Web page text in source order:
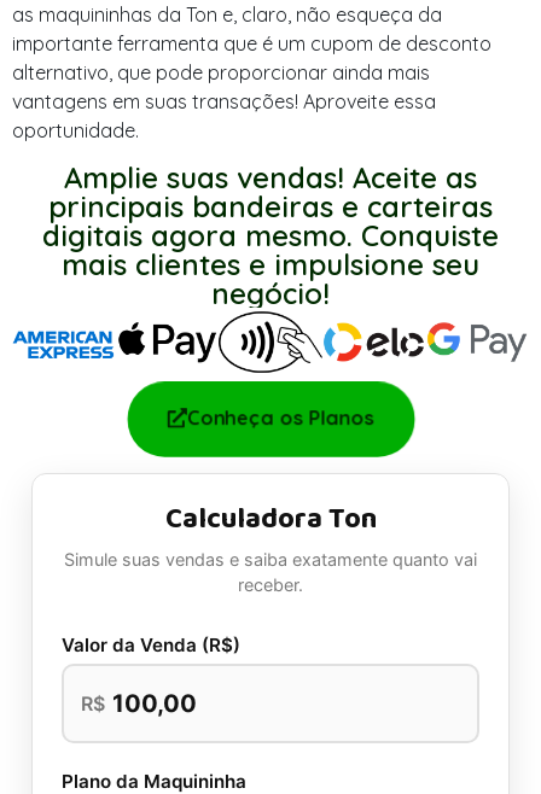
as maquininhas da Ton e, claro, não esqueça da
importante ferramenta que é um cupom de desconto
alternativo, que pode proporcionar ainda mais
vantagens em suas transações! Aproveite essa
oportunidade.
Amplie suas vendas! Aceite as
principais bandeiras e carteiras
digitais agora mesmo. Conquiste
mais clientes e impulsione seu
negócio!
Conheça os Planos
Calculadora Ton
Simule suas vendas e saiba exatamente quanto vai
receber.
Valor da Venda (R$)
R$
Plano da Maquininha